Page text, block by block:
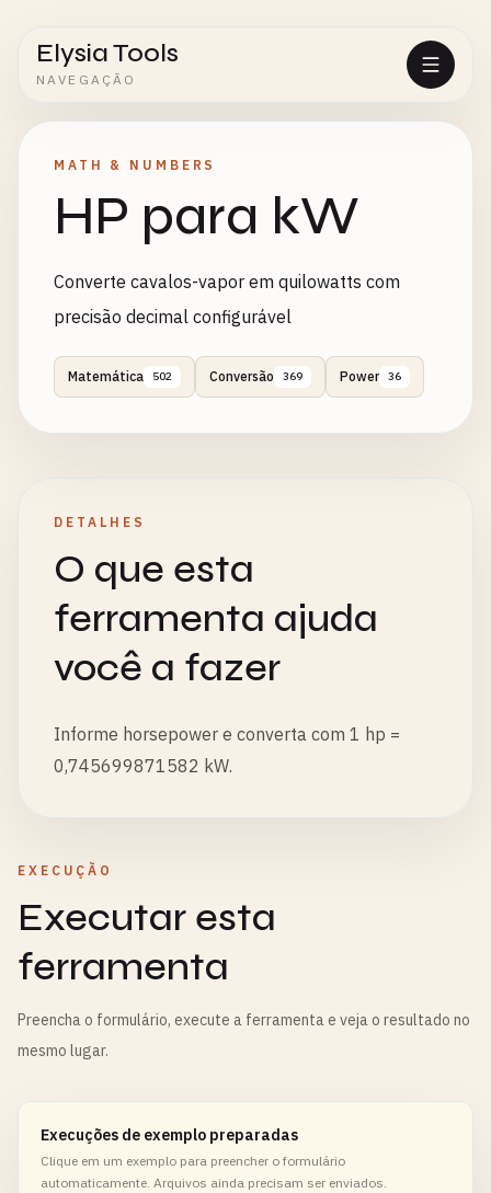
Elysia Tools
NAVEGAÇÃO
MATH & NUMBERS
HP para kW
Converte cavalos-vapor em quilowatts com
precisão decimal configurável
Matemática 502 Conversão 369 Power 36
DETALHES
O que esta
ferramenta ajuda
você a fazer
Informe horsepower e converta com 1 hp =
0,745699871582 kW.
EXECUÇÃO
Executar esta
ferramenta
Preencha o formulário, execute a ferramenta e veja o resultado no
mesmo lugar.
Execuções de exemplo preparadas
Clique em um exemplo para preencher o formulário
automaticamente. Arquivos ainda precisam ser enviados.